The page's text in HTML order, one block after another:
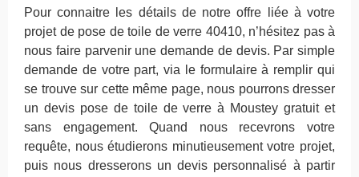
Pour connaitre les détails de notre offre liée à votre
projet de pose de toile de verre 40410, n’hésitez pas à
nous faire parvenir une demande de devis. Par simple
demande de votre part, via le formulaire à remplir qui
se trouve sur cette même page, nous pourrons dresser
un devis pose de toile de verre à Moustey gratuit et
sans engagement. Quand nous recevrons votre
requête, nous étudierons minutieusement votre projet,
puis nous dresserons un devis personnalisé à partir